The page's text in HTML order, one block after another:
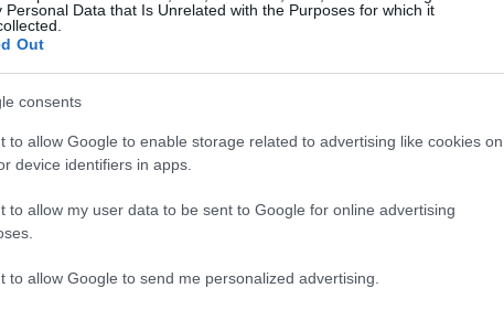
Personal Data that Is Unrelated with the Purposes for which it
Out
consents
to allow Google to enable storage related to advertising like cookies on
device identifiers in apps.
to allow my user data to be sent to Google for online advertising
to allow Google to send me personalized advertising.